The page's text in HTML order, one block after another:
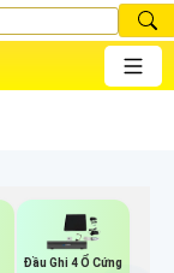
Đầu Ghi 4 Ổ Cứng